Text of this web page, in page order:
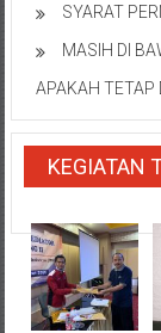
SYARAT
MASIH DI
APAKAH TETAP
KEGIATAN